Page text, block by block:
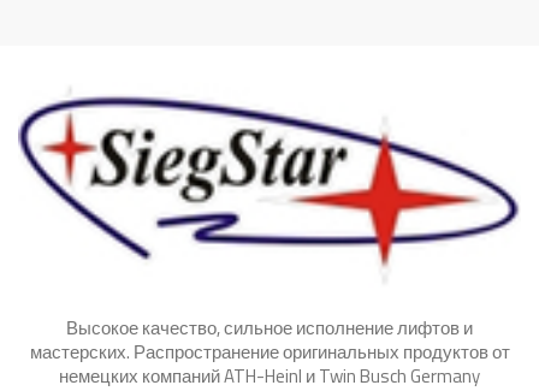
Высокое качество, сильное исполнение лифтов и
мастерских. Распространение оригинальных продуктов от
немецких компаний ATH-Heinl и Twin Busch Germany